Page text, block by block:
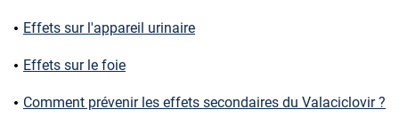
Effets sur l'appareil urinaire
Effets sur le foie
Comment prévenir les effets secondaires du Valaciclovir ?